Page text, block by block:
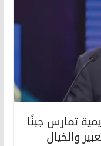
تمارس جبنًا
والخيال